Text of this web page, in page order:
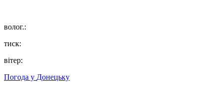
волог.:
тиск:
вітер:
Погода у Донецьку